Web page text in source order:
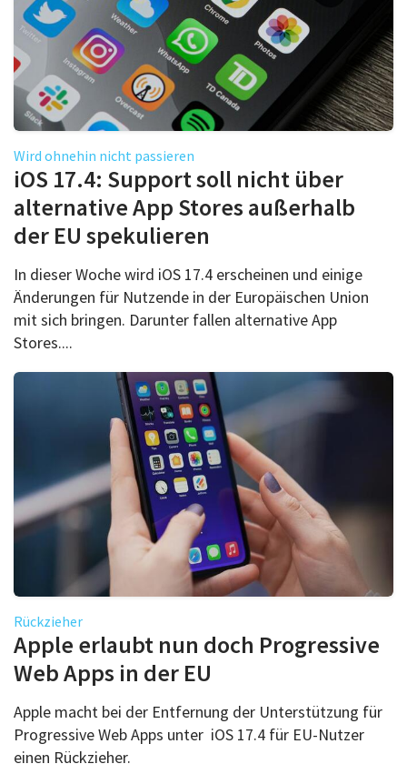
Wird ohnehin nicht passieren
iOS 17.4: Support soll nicht über
alternative App Stores außerhalb
der EU spekulieren
In dieser Woche wird iOS 17.4 erscheinen und einige
Änderungen für Nutzende in der Europäischen Union
mit sich bringen. Darunter fallen alternative App
Stores....
Rückzieher
Apple erlaubt nun doch Progressive
Web Apps in der EU
Apple macht bei der Entfernung der Unterstützung für
Progressive Web Apps unter iOS 17.4 für EU-Nutzer
einen Rückzieher.